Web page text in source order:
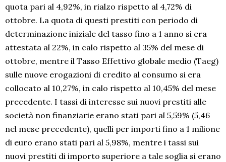
quota pari al 4,92%, in rialzo rispetto al 4,72% di
ottobre. La quota di questi prestiti con periodo di
determinazione iniziale del tasso fino a 1 anno si era
attestata al 22%, in calo rispetto al 35% del mese di
ottobre, mentre il Tasso Effettivo globale medio (Taeg)
sulle nuove erogazioni di credito al consumo si era
collocato al 10,27%, in calo rispetto al 10,45% del mese
precedente. I tassi di interesse sui nuovi prestiti alle
società non finanziarie erano stati pari al 5,59% (5,46
nel mese precedente), quelli per importi fino a 1 milione
di euro erano stati pari al 5,98%, mentre i tassi sui
nuovi prestiti di importo superiore a tale soglia si erano